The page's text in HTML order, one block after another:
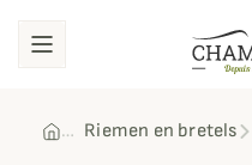
Riemen en bretels